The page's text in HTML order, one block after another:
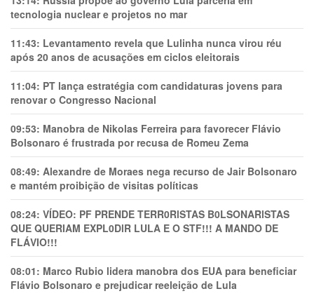
tecnologia nuclear e projetos no mar
11:43: Levantamento revela que Lulinha nunca virou réu
após 20 anos de acusações em ciclos eleitorais
11:04: PT lança estratégia com candidaturas jovens para
renovar o Congresso Nacional
09:53: Manobra de Nikolas Ferreira para favorecer Flávio
Bolsonaro é frustrada por recusa de Romeu Zema
08:49: Alexandre de Moraes nega recurso de Jair Bolsonaro
e mantém proibição de visitas políticas
08:24: VÍDEO: PF PRENDE TERR0RlSTAS B0LSONARlSTAS
QUE QUERIAM EXPL0DlR LULA E O STF!!! A MANDO DE
FLÁVIO!!!
08:01: Marco Rubio lidera manobra dos EUA para beneficiar
Flávio Bolsonaro e prejudicar reeleição de Lula